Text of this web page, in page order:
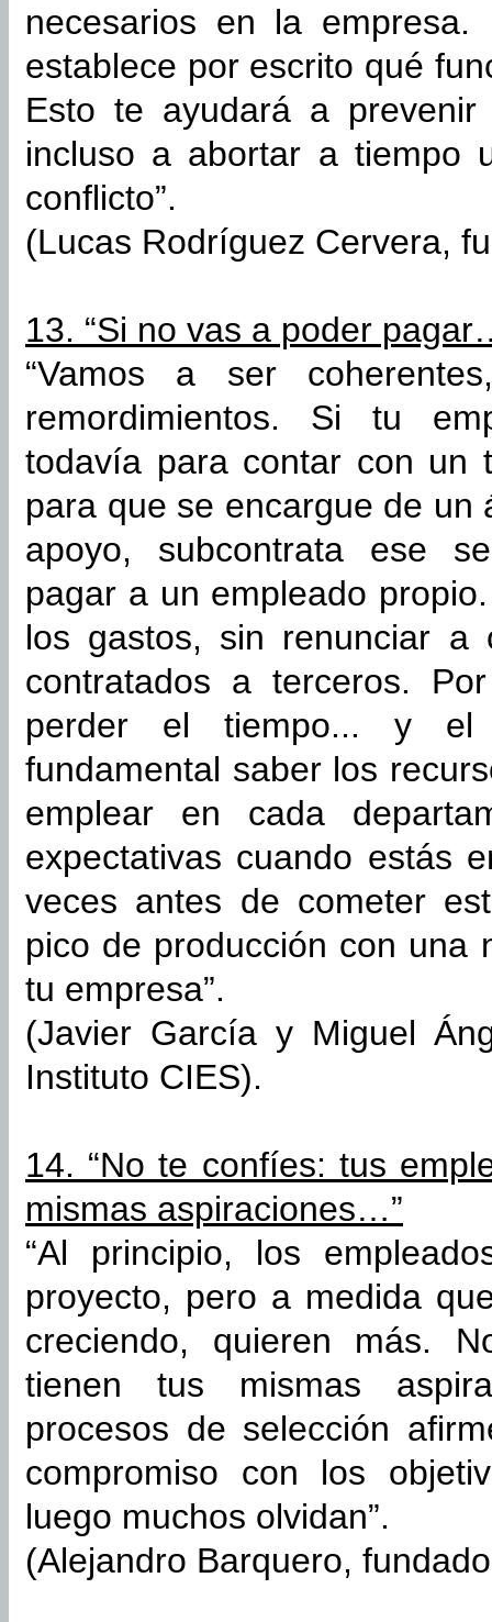
necesarios en la
establece por escrito qué
Esto te ayudará a
incluso a abortar a tiempo
conflicto”.
(Lucas Rodríguez Cervera,
13. “Si no vas a poder
“Vamos a ser
remordimientos. Si tu
todavía para contar con un
para que se encargue de un
apoyo, subcontrata ese
pagar a un empleado
los gastos, sin renunciar a
contratados a terceros.
perder el tiempo... y el
fundamental saber los
emplear en cada
expectativas cuando estás
veces antes de cometer
pico de producción con una
tu empresa”.
(Javier García y Miguel
Instituto CIES).
14. “No te confíes: tus
mismas aspiraciones…”
“Al principio, los
proyecto, pero a medida
creciendo, quieren más.
tienen tus mismas
procesos de selección
compromiso con los
luego muchos olvidan”.
(Alejandro Barquero,